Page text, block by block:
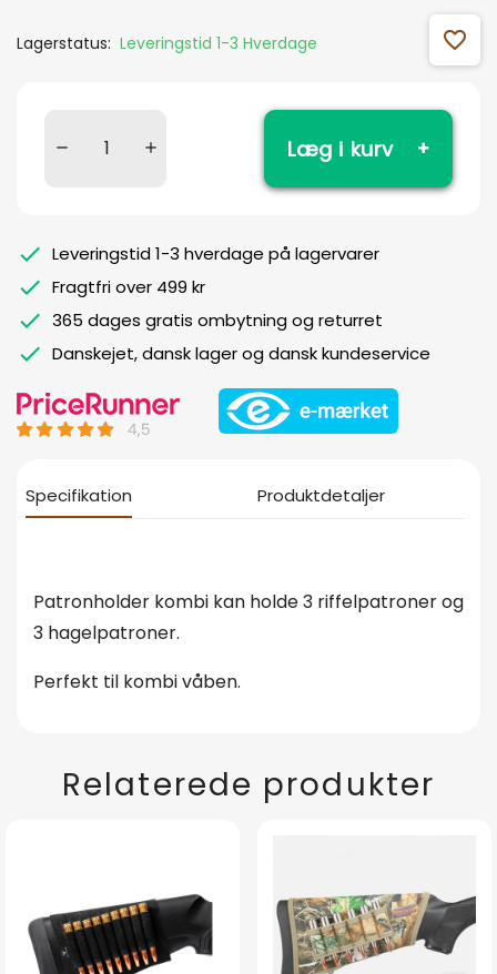
Lagerstatus: Leveringstid 1-3 Hverdage favorite_outline
Læg i kurv
Leveringstid 1-3 hverdage på lagervarer
Fragtfri over 499 kr
365 dages gratis ombytning og returret
Danskejet, dansk lager og dansk kundeservice
Specifikation Produktdetaljer
Patronholder kombi kan holde 3 riffelpatroner og
3 hagelpatroner.
Perfekt til kombi våben.
Relaterede produkter